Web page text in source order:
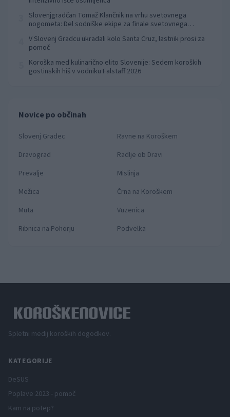
Slovenjgradčan Tomaž Klančnik na vrhu svetovnega
nogometa: Del sodniške ekipe za finale svetovnega
V Slovenj Gradcu ukradali kolo Santa Cruz, lastnik prosi za
pomoč
Koroška med kulinarično elito Slovenije: Sedem koroških
gostinskih hiš v vodniku Falstaff 2026
Novice po občinah
Slovenj Gradec
Ravne na Koroškem
Dravograd
Radlje ob Dravi
Prevalje
Mislinja
Mežica
Črna na Koroškem
Muta
Vuzenica
Ribnica na Pohorju
Podvelka
Spletni medij koroških dogodkov.
KATEGORIJE
DeSUS
Poplave 2023 - pomoč
Kam na potep?